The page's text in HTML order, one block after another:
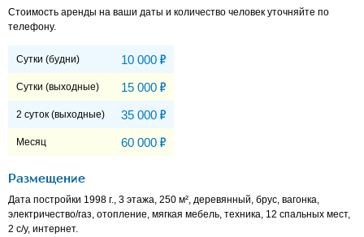
Стоимость аренды на ваши даты и количество человек уточняйте по
телефону.
Сутки (будни) 10 000 Р
Сутки (выходные) 15 000 Р
2 суток (выходные) 35 000 Р
Месяц 60 000 Р
Размещение
Дата постройки 1998 г., 3 этажа, 250 м², деревянный, брус, вагонка,
электричество/газ, отопление, мягкая мебель, техника, 12 спальных мест,
2 c/у, интернет.